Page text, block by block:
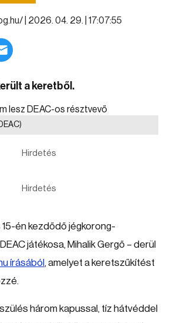
| 2026. 04. 29. | 17:07:55
a keretből.
Hirdetés
Hirdetés
15-én kezdődő jégkorong-
játékosa, Mihalik Gergő – derül
írásából , amelyet a keretszűkítést
három kapussal, tíz hátvéddel